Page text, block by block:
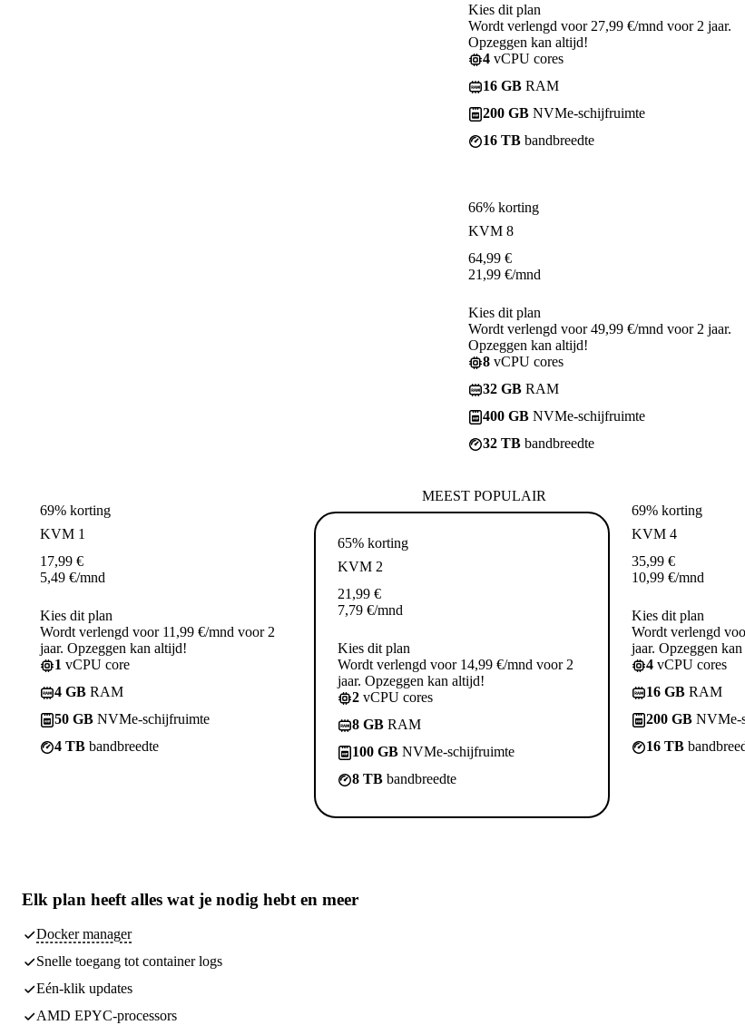
Kies dit plan
Wordt verlengd voor 27,99 €/mnd voor 2 jaar.
Opzeggen kan altijd!
4 vCPU cores
16 GB RAM
200 GB NVMe-schijfruimte
16 TB bandbreedte
66% korting
KVM 8
64,99 €
21,99 €/mnd
Kies dit plan
Wordt verlengd voor 49,99 €/mnd voor 2 jaar.
Opzeggen kan altijd!
8 vCPU cores
32 GB RAM
400 GB NVMe-schijfruimte
32 TB bandbreedte
69% korting
KVM 1
17,99 €
5,49 €/mnd
Kies dit plan
Wordt verlengd voor 11,99 €/mnd voor 2
jaar. Opzeggen kan altijd!
1 vCPU core
4 GB RAM
50 GB NVMe-schijfruimte
4 TB bandbreedte
MEEST POPULAIR
65% korting
KVM 2
21,99 €
7,79 €/mnd
Kies dit plan
Wordt verlengd voor 14,99 €/mnd voor 2
jaar. Opzeggen kan altijd!
2 vCPU cores
8 GB RAM
100 GB NVMe-schijfruimte
8 TB bandbreedte
69% korting
KVM 4
35,99 €
10,99 €/mnd
Kies dit plan
Wordt verlengd
jaar. Opzeggen
4 vCPU cores
16 GB RAM
200 GB NVMe-
16 TB
Elk plan heeft alles wat je nodig hebt en meer
Docker manager
Snelle toegang tot container logs
Eén-klik updates
AMD EPYC-processors